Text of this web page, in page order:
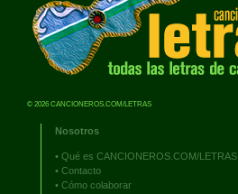
© 2026 CANCIONEROS.COM/LETRAS
Nosotros
• Qué es CANCIONEROS.COM/LETRAS
• Contacto
• Cómo colaborar